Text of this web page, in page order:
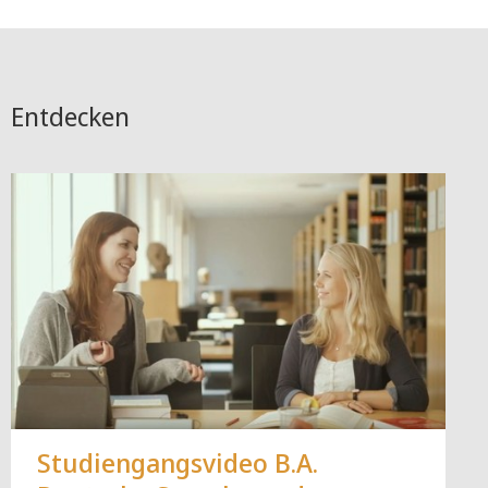
Entdecken
Studiengangsvideo B.A.